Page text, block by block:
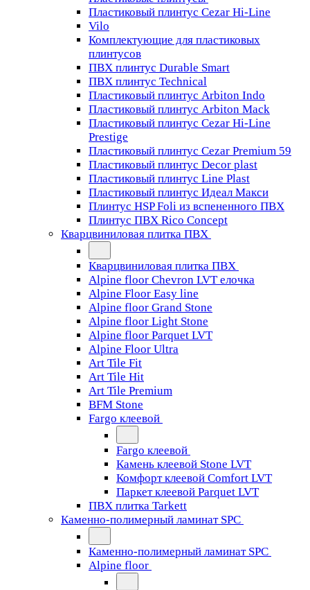
Пластиковый плинтус Cezar Hi-Line
Vilo
Комплектующие для пластиковых
плинтусов
ПВХ плинтус Durable Smart
ПВХ плинтус Technical
Пластиковый плинтус Arbiton Indo
Пластиковый плинтус Arbiton Mack
Пластиковый плинтус Cezar Hi-Line
Prestige
Пластиковый плинтус Cezar Premium 59
Пластиковый плинтус Decor plast
Пластиковый плинтус Line Plast
Пластиковый плинтус Идеал Макси
Плинтус HSP Foli из вспененного ПВХ
Плинтус ПВХ Rico Concept
Кварцвиниловая плитка ПВХ
Кварцвиниловая плитка ПВХ
Alpine floor Chevron LVT елочка
Alpine Floor Easy line
Alpine floor Grand Stone
Alpine floor Light Stone
Alpine floor Parquet LVT
Alpine Floor Ultra
Art Tile Fit
Art Tile Hit
Art Tile Premium
BFM Stone
Fargo клеевой
Fargo клеевой
Камень клеевой Stone LVT
Комфорт клеевой Comfort LVT
Паркет клеевой Parquet LVT
ПВХ плитка Tarkett
Каменно-полимерный ламинат SPC
Каменно-полимерный ламинат SPC
Alpine floor